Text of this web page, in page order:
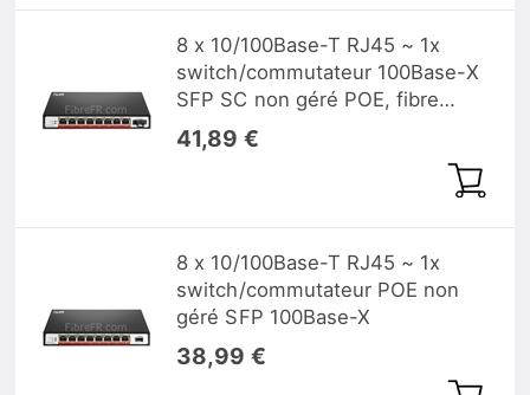
8 x 10/100Base-T RJ45 ~ 1x
switch/commutateur 100Base-X
SFP SC non géré POE, fibre
unique, 1310nm/1550nm 20km
41,89 €
8 x 10/100Base-T RJ45 ~ 1x
switch/commutateur POE non
géré SFP 100Base-X
38,99 €